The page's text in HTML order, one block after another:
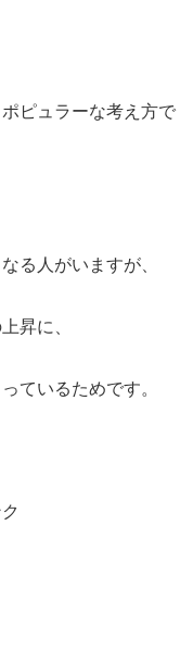
ピュラーな考え方で
る人がいますが、
昇に、
ているためです。